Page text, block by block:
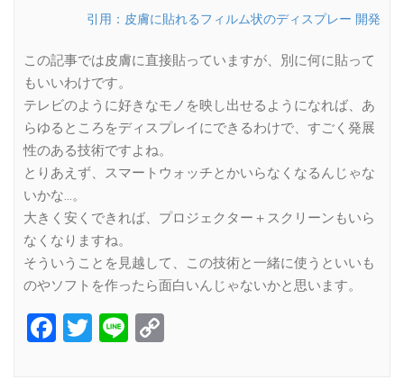
引用：皮膚に貼れるフィルム状のディスプレー 開発
この記事では皮膚に直接貼っていますが、別に何に貼って
もいいわけです。
テレビのように好きなモノを映し出せるようになれば、あ
らゆるところをディスプレイにできるわけで、すごく発展
性のある技術ですよね。
とりあえず、スマートウォッチとかいらなくなるんじゃな
いかな…。
大きく安くできれば、プロジェクター＋スクリーンもいら
なくなりますね。
そういうことを見越して、この技術と一緒に使うといいも
のやソフトを作ったら面白いんじゃないかと思います。
Facebook
Twitter
Line